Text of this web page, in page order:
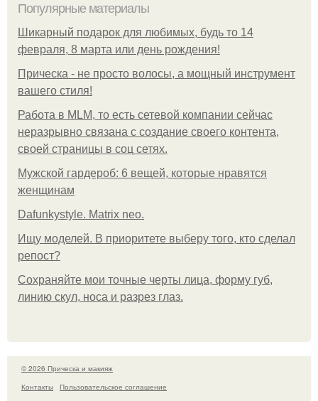
Популярные материалы
Шикарный подарок для любимых, будь то 14
февраля, 8 марта или день рождения!
Прическа - не просто волосы, а мощный инструмент
вашего стиля!
Работа в MLM, то есть сетевой компании сейчас
неразрывно связана с создание своего контента,
своей страницы в соц сетях.
Мужской гардероб: 6 вещей, которые нравятся
женщинам
Dafunkystyle. Matrix neo.
Ищу моделей. В приоритете выберу того, кто сделал
репост?
Сохраняйте мои точные черты лица, форму губ,
линию скул, носа и разрез глаз.
© 2026 Прическа и макияж
Контакты
Пользовательское соглашение